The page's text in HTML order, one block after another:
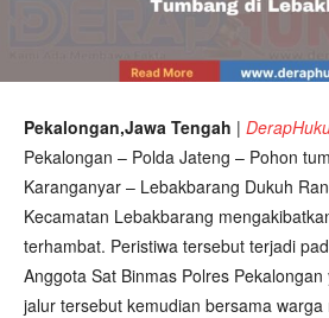
Pekalongan,Jawa Tengah |
Pekalongan – Polda Jateng – Pohon
Karanganyar – Lebakbarang Dukuh
Kecamatan Lebakbarang
terhambat. Peristiwa tersebut terjadi
Anggota Sat Binmas Polres
jalur tersebut kemudian bersama